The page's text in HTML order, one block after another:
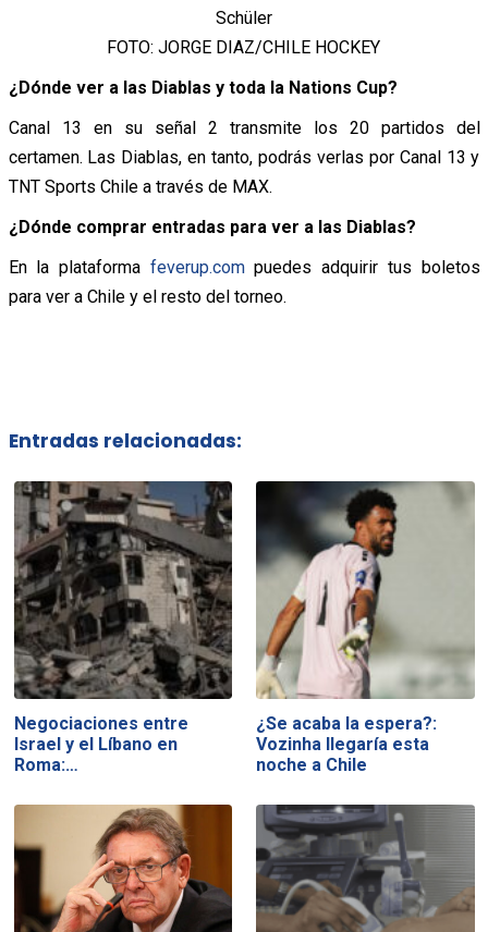
Schüler
FOTO: JORGE DIAZ/CHILE HOCKEY
¿Dónde ver a las Diablas y toda la Nations Cup?
Canal 13 en su señal 2 transmite los 20 partidos del
certamen. Las Diablas, en tanto, podrás verlas por Canal 13 y
TNT Sports Chile a través de MAX.
¿Dónde comprar entradas para ver a las Diablas?
En la plataforma feverup.compuedes adquirir tus boletos
para ver a Chile y el resto del torneo.
Entradas relacionadas:
Negociaciones entre
Israel y el Líbano en
Roma:…
¿Se acaba la espera?:
Vozinha llegaría esta
noche a Chile